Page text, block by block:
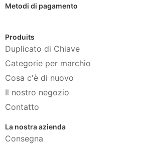
Metodi di pagamento
Produits
Duplicato di Chiave
Categorie per marchio
Cosa c'è di nuovo
Il nostro negozio
Contatto
La nostra azienda
Consegna